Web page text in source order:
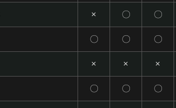
× 〇 〇
〇 〇 〇
× × ×
〇 〇 〇